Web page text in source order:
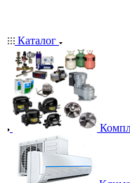
Каталог